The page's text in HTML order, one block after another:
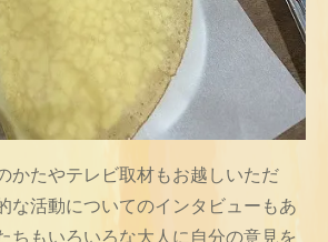
かたやテレビ取材もお越しいただ
な活動についてのインタビューもあ
ちもいろいろな大人に自分の意見を